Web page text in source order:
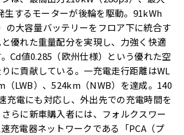
生するモーターが後輪を駆動。91kWh
の大容量バッテリーをフロア下に統合す
優れた重量配分を実現し、力強く快適
Cd値0.285（欧州仕様）という優れた空
に貢献している。 一充電走行距離はWL
（LWB）、524km（NWB）を達成。140
充電にも対応し、外出先での充電時間を
らに新車購入者には、 フォルクスワー
充電器ネットワークである「PCA（プ